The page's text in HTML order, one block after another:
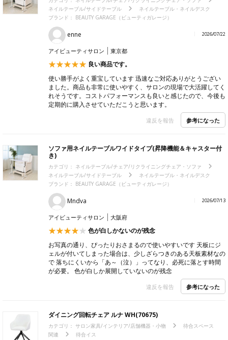
ネイルテーブル/サイドテーブル
ネイルテーブル・ネイルデスク
ブランド： BEAUTY GARAGE（ビューティガレージ）
enne 2026/07/22
アイビューティサロン 東京都
良い商品です。
使い勝手がよく重宝しています 迅速なご対応ありがとうござい
ました。商品も非常に使いやすく、サロンの現場で大活躍してく
れそうです。コストパフォーマンスも良いと感じたので、今後も
定期的に購入させていただこうと思います。
違反を報告 参考になった
ソファ用ネイルテーブルワイドタイプ(昇降機能＆キャスター付
き)
カテゴリ： ネイルテーブル/チェア/リクライニングチェア・ソファ
ネイルテーブル/サイドテーブル
ネイルテーブル・ネイルデスク
ブランド： BEAUTY GARAGE（ビューティガレージ）
Mndva 2026/07/13
アイビューティサロン 大阪府
色が白しかないのが残念
お写真の通り、ぴったりおさまるので使いやすいです 天板にジ
ェルが付いてしまった場合は、少しざらつきのある天板素材なの
で 落ちにくいから「あ～（泣）」ってなり、必死に落とす時間
が必要。 色が白しか展開していないのが残念
違反を報告 参考になった
ダイニング回転チェア ルナ WH(70675)
カテゴリ： サロン家具/インテリア/店舗機器・小物
待合スペース
関連
待合イス